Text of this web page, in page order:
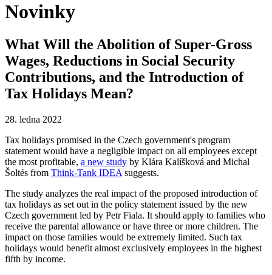
Novinky
What Will the Abolition of Super-Gross
Wages, Reductions in Social Security
Contributions, and the Introduction of
Tax Holidays Mean?
28. ledna 2022
Tax holidays promised in the Czech government's program
statement would have a negligible impact on all employees except
the most profitable, a new study by Klára Kalíšková and Michal
Šoltés from Think-Tank IDEA suggests.
The study analyzes the real impact of the proposed introduction of
tax holidays as set out in the policy statement issued by the new
Czech government led by Petr Fiala. It should apply to families who
receive the parental allowance or have three or more children. The
impact on those families would be extremely limited. Such tax
holidays would benefit almost exclusively employees in the highest
fifth by income.